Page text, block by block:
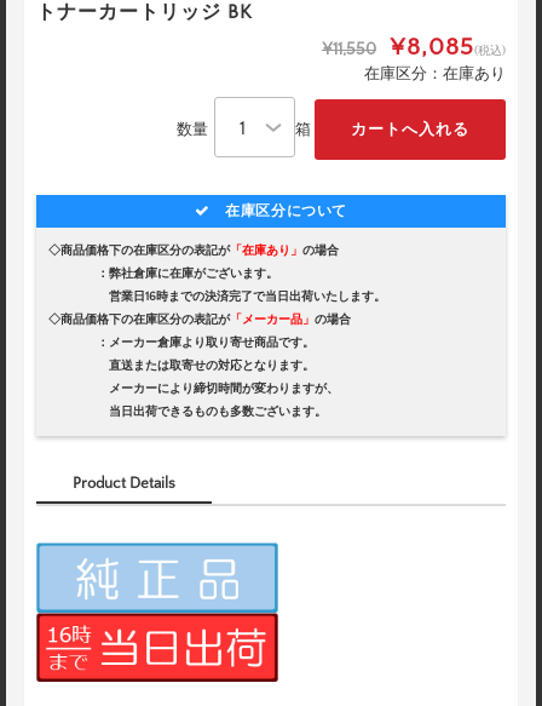
トナーカートリッジ BK
¥11,550 ¥8,085(税込)
在庫区分：在庫あり
数量 箱
在庫区分について
◇商品価格下の在庫区分の表記が「在庫あり」 の場合
：弊社倉庫に在庫がございます。
営業日16時までの決済完了で当日出荷いたします。
◇商品価格下の在庫区分の表記が「メーカー品」 の場合
：メーカー倉庫より取り寄せ商品です。
直送または取寄せの対応となります。
メーカーにより締切時間が変わりますが、
当日出荷できるものも多数ございます。
Product Details